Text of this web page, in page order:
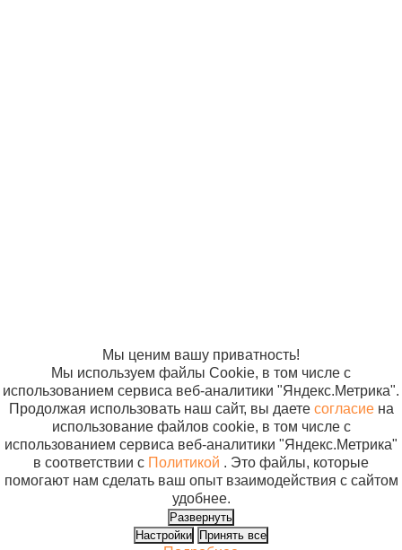
Мы ценим вашу приватность!
Мы используем файлы Cookie, в том числе с
использованием сервиса веб-аналитики "Яндекс.Метрика".
Продолжая использовать наш сайт, вы даете согласиена
использование файлов cookie, в том числе с
использованием сервиса веб-аналитики "Яндекс.Метрика"
в соответствии с Политикой . Это файлы, которые
помогают нам сделать ваш опыт взаимодействия с сайтом
удобнее.
Развернуть
Настройки
Принять все